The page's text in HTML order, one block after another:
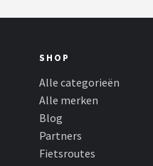
SHOP
Alle categorieën
Alle merken
Blog
Partners
Fietsroutes